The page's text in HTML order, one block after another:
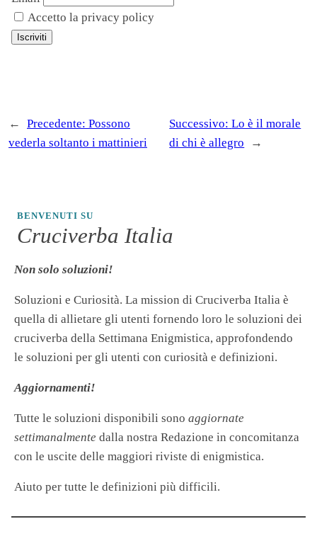
Accetto la privacy policy
← Precedente: Possono
vederla soltanto i mattinieri
Successivo: Lo è il morale
di chi è allegro
→
BENVENUTI SU
Cruciverba Italia
Non solo soluzioni!
Soluzioni e Curiosità. La mission di Cruciverba Italia è
quella di allietare gli utenti fornendo loro le soluzioni dei
cruciverba della Settimana Enigmistica, approfondendo
le soluzioni per gli utenti con curiosità e definizioni.
Aggiornamenti!
Tutte le soluzioni disponibili sono aggiornate
settimanalmente dalla nostra Redazione in concomitanza
con le uscite delle maggiori riviste di enigmistica.
Aiuto per tutte le definizioni più difficili.